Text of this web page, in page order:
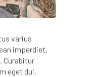
varius
imperdiet.
Curabitur
eget dui.